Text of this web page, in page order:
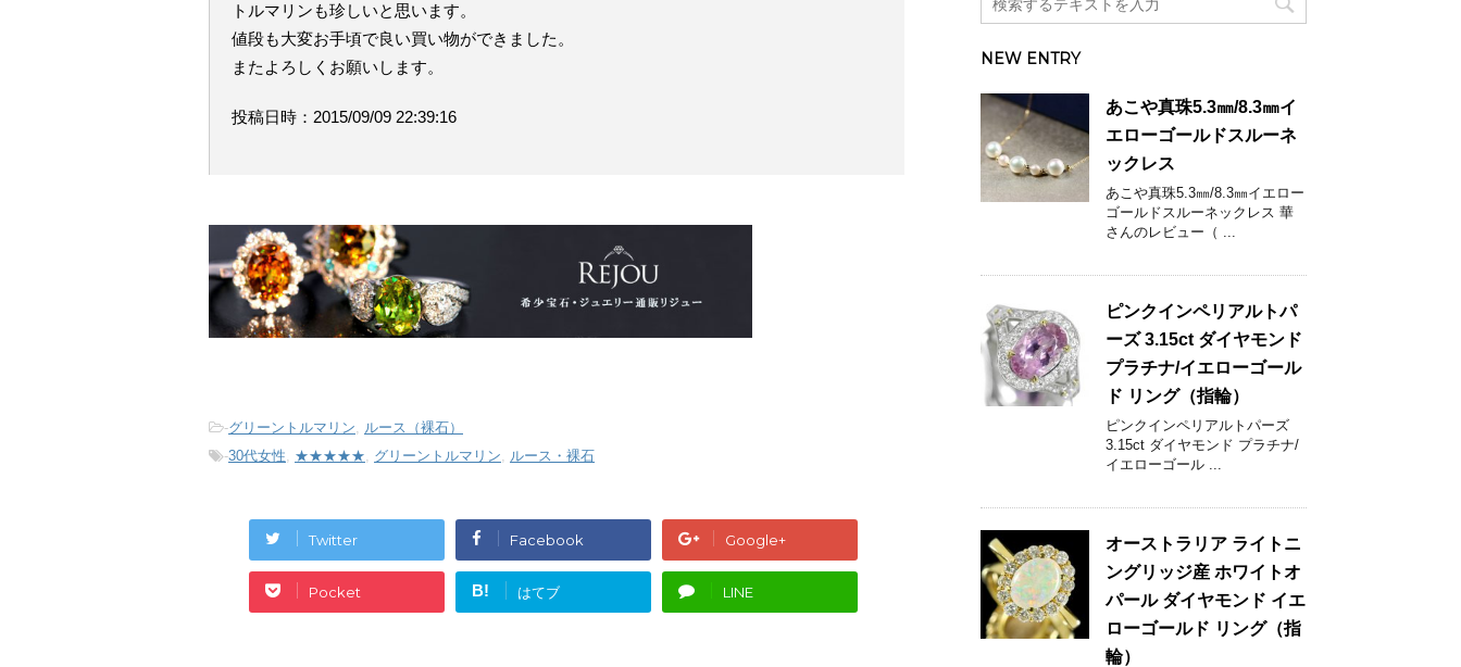
トルマリンも珍しいと思います。
値段も大変お手頃で良い買い物ができました。
またよろしくお願いします。
投稿日時：2015/09/09 22:39:16
-グリーントルマリン, ルース（裸石）
-30代女性, ★★★★★, グリーントルマリン, ルース・裸石
Twitter Facebook Google+
Pocket B! はてブ LINE
NEW ENTRY
あこや真珠5.3㎜/8.3㎜イ
エローゴールドスルーネ
ックレス
あこや真珠5.3㎜/8.3㎜イエロー
ゴールドスルーネックレス 華
さんのレビュー（ ...
ピンクインペリアルトパ
ーズ 3.15ct ダイヤモンド
プラチナ/イエローゴール
ド リング（指輪）
ピンクインペリアルトパーズ
3.15ct ダイヤモンド プラチナ/
イエローゴール ...
オーストラリア ライトニ
ングリッジ産 ホワイトオ
パール ダイヤモンド イエ
ローゴールド リング（指
輪）